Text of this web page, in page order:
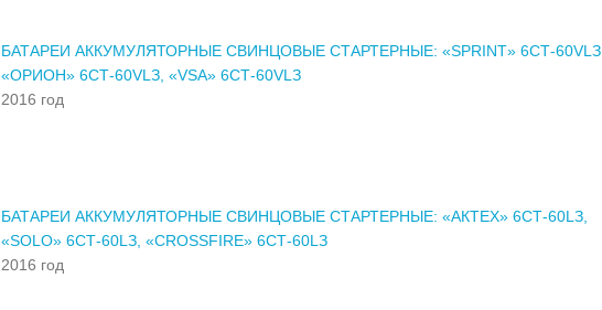
БАТАРЕИ АККУМУЛЯТОРНЫЕ СВИНЦОВЫЕ СТАРТЕРНЫЕ: «SPRINT» 6СТ-60VLЗ,
«ОРИОН» 6СТ-60VLЗ, «VSA» 6СТ-60VLЗ
2016 год
БАТАРЕИ АККУМУЛЯТОРНЫЕ СВИНЦОВЫЕ СТАРТЕРНЫЕ: «АКТЕХ» 6СТ-60LЗ,
«SOLO» 6СТ-60LЗ, «CROSSFIRE» 6СТ-60LЗ
2016 год